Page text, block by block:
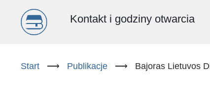
Menu
(PL)
Kontakt i godziny otwarcia
Start ⟶ Publikacje ⟶ Bajoras Lietuvos